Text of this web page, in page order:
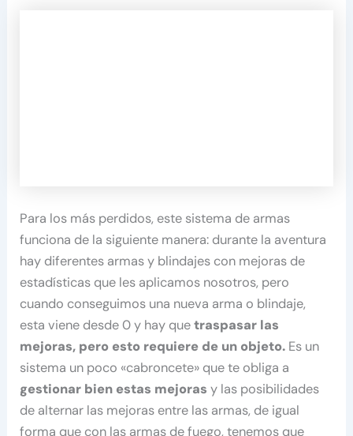
Para los más perdidos, este sistema de armas
funciona de la siguiente manera: durante la aventura
hay diferentes armas y blindajes con mejoras de
estadísticas que les aplicamos nosotros, pero
cuando conseguimos una nueva arma o blindaje,
esta viene desde 0 y hay quetraspasar las
mejoras, pero esto requiere de un objeto. Es un
sistema un poco «cabroncete» que te obliga a
gestionar bien estas mejoras y las posibilidades
de alternar las mejoras entre las armas, de igual
forma que con las armas de fuego, tenemos que